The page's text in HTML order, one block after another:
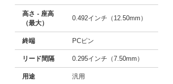
高さ - 座高
（最大）
0.492インチ（12.50mm）
終端 PCピン
リード間隔 0.295インチ（7.50mm）
用途 汎用